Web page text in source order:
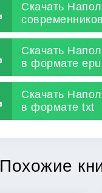
Скачать
Скачать
в формате
Скачать
в формате txt
Похожие